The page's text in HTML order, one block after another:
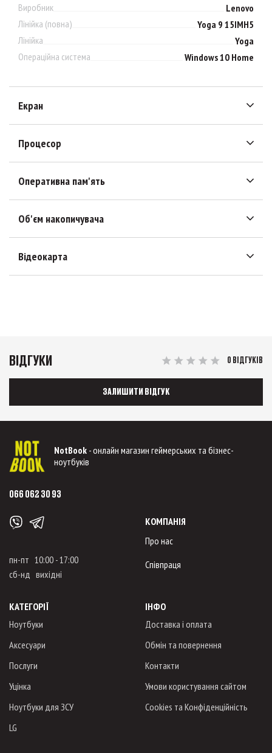
Виробник
Lenovo
Лінійка (повна)
Yoga 9 15IMH5
Лінійка
Yoga
Операційна система
Windows 10 Home
Екран
Процесор
Оперативна пам'ять
Об'єм накопичувача
Відеокарта
ВІДГУКИ 0 ВІДГУКІВ
ЗАЛИШИТИ ВІДГУК
NotBook - онлайн магазин геймерських та бізнес-
ноутбуків
066 062 30 93
пн-пт 10:00 - 17:00
сб-нд вихідні
КОМПАНІЯ
Про нас
Співпраця
КАТЕГОРІЇ
Ноутбуки
Аксесуари
Послуги
Уцінка
Ноутбуки для ЗСУ
LG
ІНФО
Доставка і оплата
Обмін та повернення
Контакти
Умови користування сайтом
Cookies та Конфіденційність